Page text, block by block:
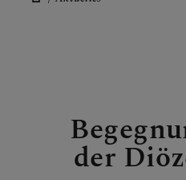
ÜBER UNS
der